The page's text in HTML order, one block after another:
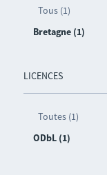
Tous (1)
Bretagne (1)
LICENCES
Toutes (1)
ODbL (1)